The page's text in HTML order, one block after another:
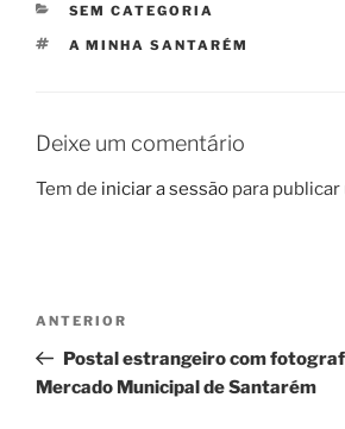
CATEGORIAS
SEM CATEGORIA
ETIQUETAS
A MINHA SANTARÉM
Deixe um comentário
Tem de iniciar a sessão para
Navegação
artigos
Conteúdo
anterior
ANTERIOR
Postal estrangeiro com
Mercado Municipal de Santarém